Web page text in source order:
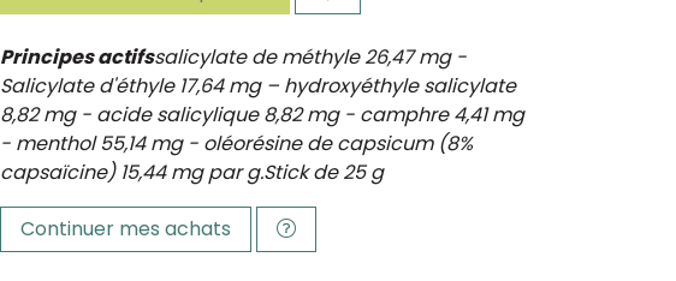
Principes actifssalicylate de méthyle 26,47 mg -
Salicylate d'éthyle 17,64 mg – hydroxyéthyle salicylate
8,82 mg - acide salicylique 8,82 mg - camphre 4,41 mg
- menthol 55,14 mg - oléorésine de capsicum (8%
capsaïcine) 15,44 mg par g.Stick de 25 g
Continuer mes achats